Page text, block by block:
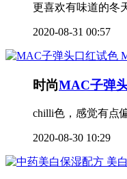
更喜欢有味道的冬
2020-08-31 00:57
时尚MAC子弹
chilli色，感觉有点
2020-08-30 10:29